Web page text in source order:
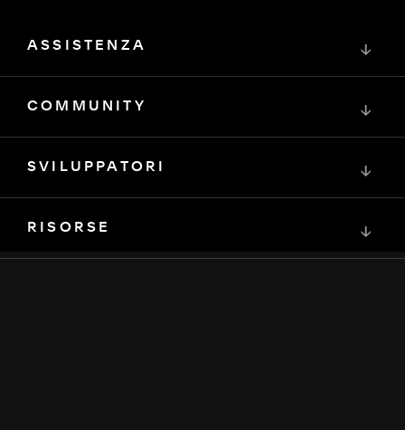
ASSISTENZA ↓
COMMUNITY ↓
SVILUPPATORI ↓
RISORSE ↓